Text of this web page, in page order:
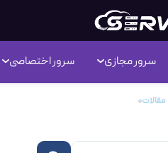
سرور مجازی سرور اختصاصی
مقالات